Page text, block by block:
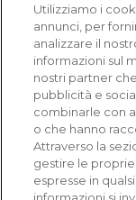
Acquisti
Utilizziamo i
annunci, per
analizzare il
informazioni sul
nostri partner
pubblicità e
combinarle con
o che hanno
Attraverso la
gestire le
espresse in